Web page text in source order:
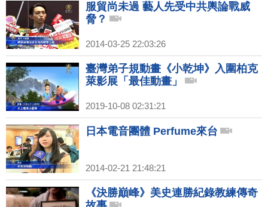
服貿尚未過 藝人先受中共輿論戰威
脅？
2014-03-25 22:03:26
臺灣弟子規動畫《小乾坤》入圍柏克
萊影展「最佳動畫」
2019-10-08 02:31:21
日本電音團體 Perfume來台
2014-02-21 21:48:21
《決勝巔峰》美史連勝紀錄教練傳奇